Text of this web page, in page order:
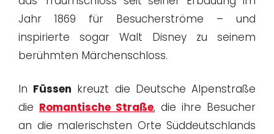
Jahr 1869 für Besucherströme – und
inspirierte sogar Walt Disney zu seinem
berühmten Märchenschloss.
In Füssen kreuzt die Deutsche Alpenstraße
die Romantische Straße, die ihre Besucher
an die malerischsten Orte Süddeutschlands